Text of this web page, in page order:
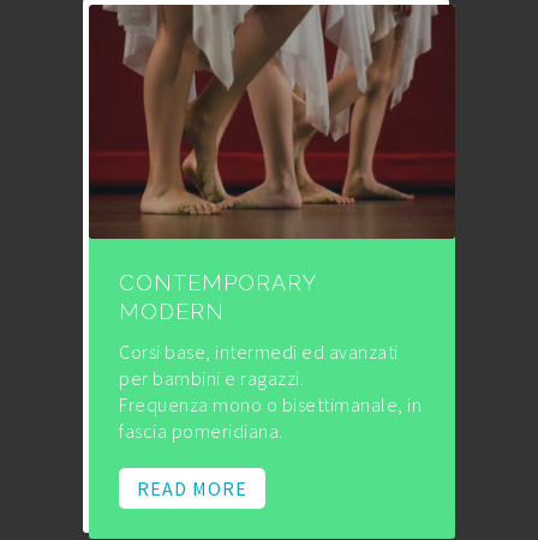
CONTEMPORARY
MODERN
Corsi base, intermedi ed avanzati
per bambini e ragazzi.
Frequenza mono o bisettimanale, in
fascia pomeridiana.
READ MORE